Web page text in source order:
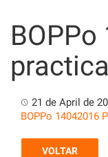
content
21 de April de
BOPPo 14042016
VOLTAR